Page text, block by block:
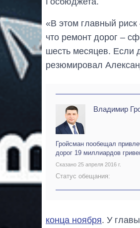
«В этом главный
что ремонт дорог –
шесть месяцев. Если
резюмировал
Владимир
Гройсман пообещал
дорог 19 миллиардов
Сказано 25 апреля 2016 г.
Статус обещания:
конца ноября. У